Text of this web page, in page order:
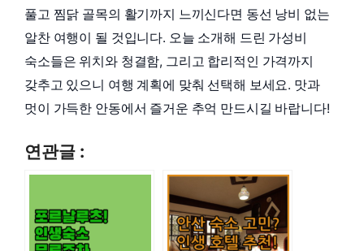
풀고 찜닭 골목의 활기까지 느끼신다면 동선 낭비 없는
알찬 여행이 될 것입니다. 오늘 소개해 드린 가성비
숙소들은 위치와 청결함, 그리고 합리적인 가격까지
갖추고 있으니 여행 계획에 맞춰 선택해 보세요. 맛과
멋이 가득한 안동에서 즐거운 추억 만드시길 바랍니다!
연관글 :